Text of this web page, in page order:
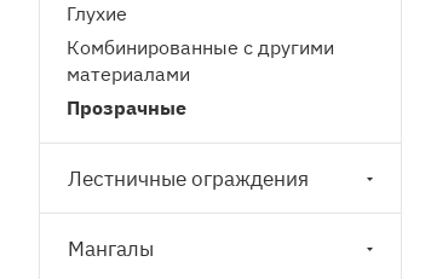
Глухие
Комбинированные с другими
материалами
Прозрачные
Лестничные ограждения
Мангалы